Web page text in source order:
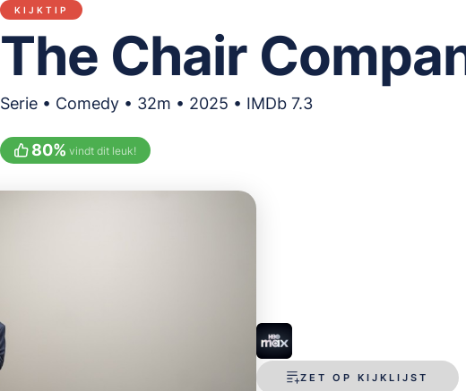
KIJKTIP
The Chair
Serie • Comedy • 32m • 2025 • IMDb 7.3
80% vindt dit leuk!
ZET OP KIJKLIJST